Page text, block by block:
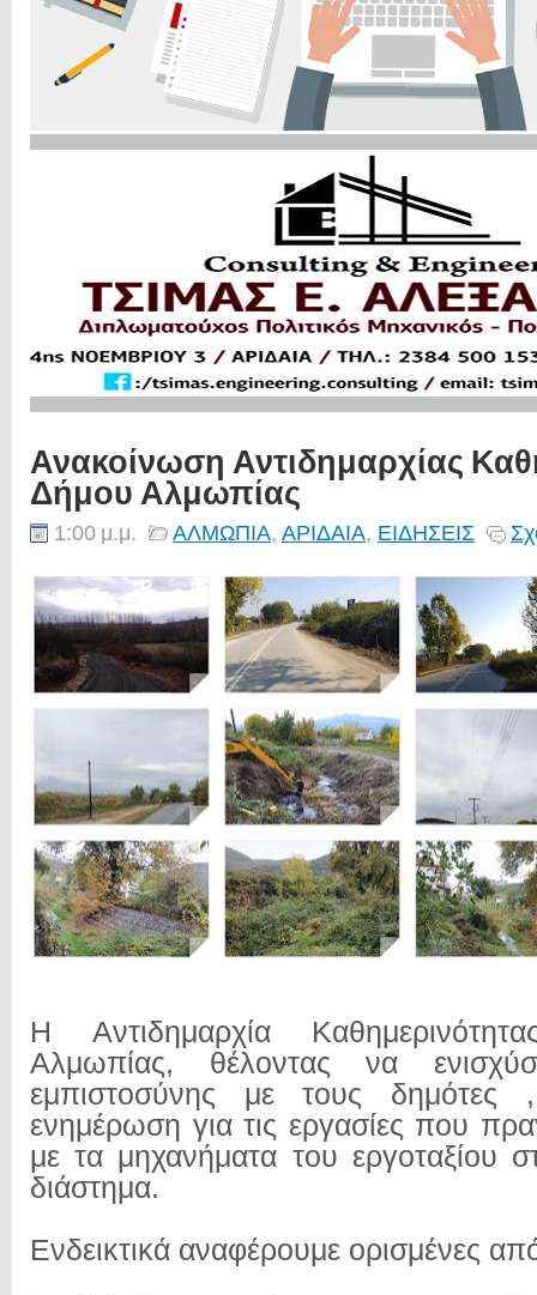
Ανακοίνωση Αντιδημαρχίας
Δήμου Αλμωπίας
1:00 μ.μ. ΑΛΜΩΠΙΑ, ΑΡΙΔΑΙΑ, ΕΙΔΗΣΕΙΣ
Η Αντιδημαρχία
Αλμωπίας, θέλοντας να
εμπιστοσύνης με τους δημότες ,
ενημέρωση για τις εργασίες που
με τα μηχανήματα του εργοταξίου
διάστημα.
Ενδεικτικά αναφέρουμε ορισμένες